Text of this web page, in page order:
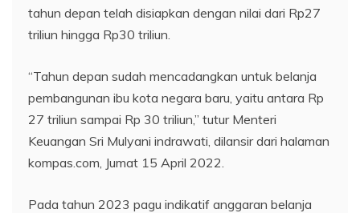
tahun depan telah disiapkan dengan nilai dari Rp27
triliun hingga Rp30 triliun.
“Tahun depan sudah mencadangkan untuk belanja
pembangunan ibu kota negara baru, yaitu antara Rp
27 triliun sampai Rp 30 triliun,” tutur Menteri
Keuangan Sri Mulyani indrawati, dilansir dari halaman
kompas.com, Jumat 15 April 2022.
Pada tahun 2023 pagu indikatif anggaran belanja